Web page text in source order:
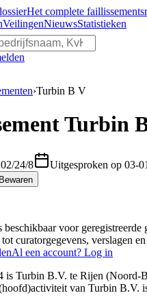
Het complete
VeilingenNieuwsStatistieken
›Turbin B V
Turbin
24/8 Uitgesproken op 03-
Bewaren
beschikbaar voor geregistreerde
curatorgegevens, verslagen
Al een account? Log in
is Turbin B.V. te Rijen (Noord-
van Turbin B.V.